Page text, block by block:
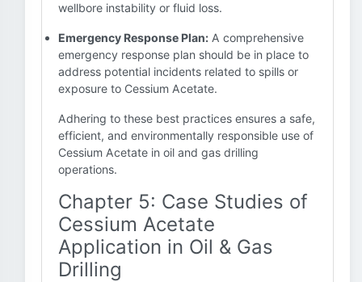
wellbore instability or fluid loss.
Emergency Response Plan: A comprehensive
emergency response plan should be in place to
address potential incidents related to spills or
exposure to Cessium Acetate.
Adhering to these best practices ensures a safe,
efficient, and environmentally responsible use of
Cessium Acetate in oil and gas drilling
operations.
Chapter 5: Case Studies of
Cessium Acetate
Application in Oil & Gas
Drilling